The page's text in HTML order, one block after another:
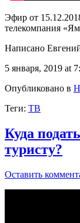
Эфир от
телекомпания
Написано
5 января, 2019 at
Опубликовано в
Теги: ТВ
Куда
туристу?
Оставить